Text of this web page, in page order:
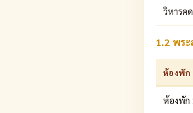
วิหารค
1.2 พร
ห้องพัก
ห้องพัก